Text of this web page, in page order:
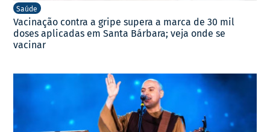
Saúde
Vacinação contra a gripe supera a marca de 30 mil
doses aplicadas em Santa Bárbara; veja onde se
vacinar